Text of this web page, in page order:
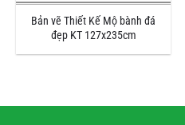
Bản vẽ Thiết Kế Mộ bành đá
đẹp KT 127x235cm